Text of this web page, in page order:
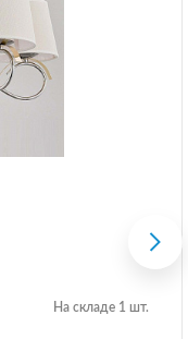
На складе 1 шт.